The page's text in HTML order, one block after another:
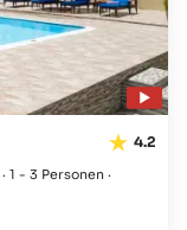
4.2
· 1 - 3 Personen ·